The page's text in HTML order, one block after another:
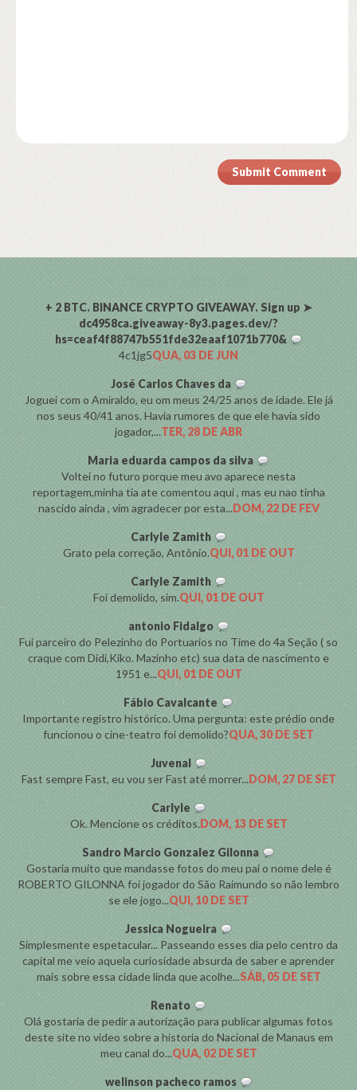
Submit Comment
+ 2 BTC. BINANCE CRYPTO GIVEAWAY. Sign up ➤
dc4958ca.giveaway-8y3.pages.dev/?
hs=ceaf4f88747b551fde32eaaf1071b770&
4c1jg5QUA, 03 DE JUN
José Carlos Chaves da
Joguei com o Amiraldo, eu om meus 24/25 anos de idade. Ele já
nos seus 40/41 anos. Havia rumores de que ele havia sido
jogador,...TER, 28 DE ABR
Maria eduarda campos da silva
Voltei no futuro porque meu avo aparece nesta
reportagem,minha tia ate comentou aqui , mas eu nao tinha
nascido ainda , vim agradecer por esta...DOM, 22 DE FEV
Carlyle Zamith
Grato pela correção, Antônio.QUI, 01 DE OUT
Carlyle Zamith
Foi demolido, sim.QUI, 01 DE OUT
antonio Fidalgo
Fui parceiro do Pelezinho do Portuarios no Time do 4a Seção ( so
craque com Didi,Kiko. Mazinho etc) sua data de nascimento e
1951 e...QUI, 01 DE OUT
Fábio Cavalcante
Importante registro histórico. Uma pergunta: este prédio onde
funcionou o cine-teatro foi demolido?QUA, 30 DE SET
Juvenal
Fast sempre Fast, eu vou ser Fast até morrer...DOM, 27 DE SET
Carlyle
Ok. Mencione os créditos.DOM, 13 DE SET
Sandro Marcio Gonzalez Gilonna
Gostaria muito que mandasse fotos do meu pai o nome dele é
ROBERTO GILONNA foi jogador do São Raimundo so não lembro
se ele jogo...QUI, 10 DE SET
Jessica Nogueira
Simplesmente espetacular... Passeando esses dia pelo centro da
capital me veio aquela curiosidade absurda de saber e aprender
mais sobre essa cidade linda que acolhe...SÁB, 05 DE SET
Renato
Olá gostaria de pedir a autorização para publicar algumas fotos
deste site no video sobre a historia do Nacional de Manaus em
meu canal do...QUA, 02 DE SET
welinson pacheco ramos